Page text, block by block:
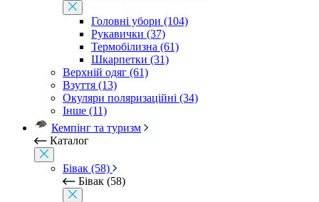
Головні убори (104)
Рукавички (37)
Термобілизна (61)
Шкарпетки (31)
Верхній одяг (61)
Взуття (13)
Окуляри поляризаційні (34)
Інше (11)
Кемпінг та туризм
Каталог
Бівак (58)
Бівак (58)